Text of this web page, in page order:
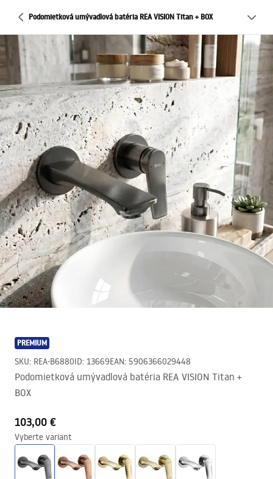
Podomietková umývadlová batéria REA VISION Titan + BOX
PREMIUM
SKU: REA-B6880ID: 13669EAN: 5906366029448
Podomietková umývadlová batéria REA VISION Titan +
BOX
103,00 €
Vyberte variant